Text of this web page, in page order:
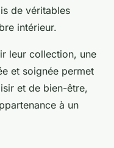
de véritables
intérieur.
leur collection, une
et soignée permet
et de bien-être,
à un